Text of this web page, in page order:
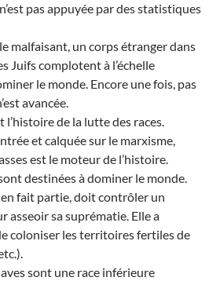
pas appuyée par des statistiques
malfaisant, un corps étranger dans
Juifs complotent à l’échelle
le monde. Encore une fois, pas
avancée.
l’histoire de la lutte des races.
et calquée sur le marxisme,
est le moteur de l’histoire.
destinées à dominer le monde.
en fait partie, doit contrôler un
sa suprématie. Elle a
coloniser les territoires fertiles de
sont une race inférieure